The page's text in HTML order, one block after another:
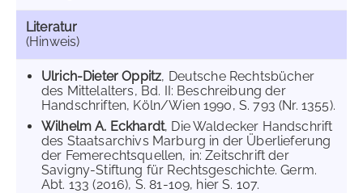
Literatur
(Hinweis)
Ulrich-Dieter Oppitz, Deutsche Rechtsbücher
des Mittelalters, Bd. II: Beschreibung der
Handschriften, Köln/Wien 1990, S. 793 (Nr. 1355).
Wilhelm A. Eckhardt, Die Waldecker Handschrift
des Staatsarchivs Marburg in der Überlieferung
der Femerechtsquellen, in: Zeitschrift der
Savigny-Stiftung für Rechtsgeschichte. Germ.
Abt. 133 (2016), S. 81-109, hier S. 107.